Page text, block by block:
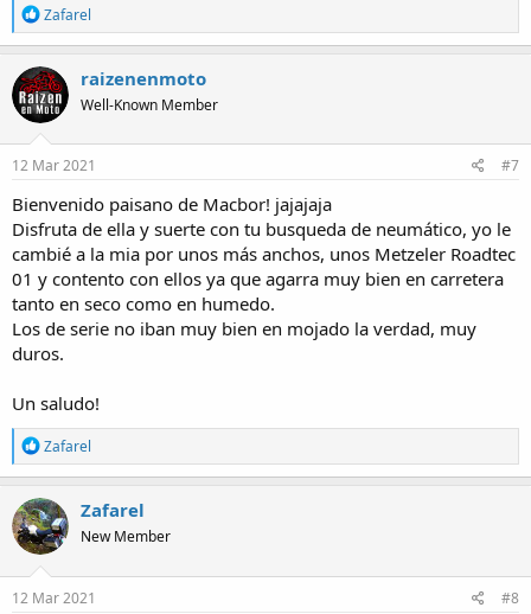
R
e
a
c
t
i
o
n
s
Zafarel
raizenenmoto
Well-Known Member
12 Mar 2021 #7
Bienvenido paisano de Macbor! jajajaja
Disfruta de ella y suerte con tu busqueda de neumático, yo le
cambié a la mia por unos más anchos, unos Metzeler Roadtec
01 y contento con ellos ya que agarra muy bien en carretera
tanto en seco como en humedo.
Los de serie no iban muy bien en mojado la verdad, muy
duros.
Un saludo!
R
e
a
c
t
i
o
n
s
Zafarel
Zafarel
New Member
12 Mar 2021 #8